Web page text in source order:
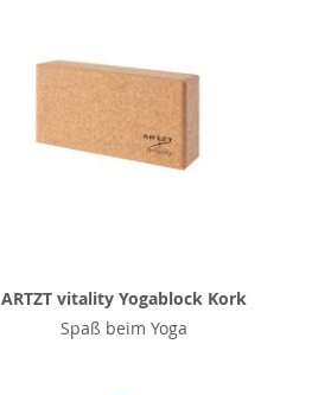
ARTZT vitality Yogablock Kork
Spaß beim Yoga